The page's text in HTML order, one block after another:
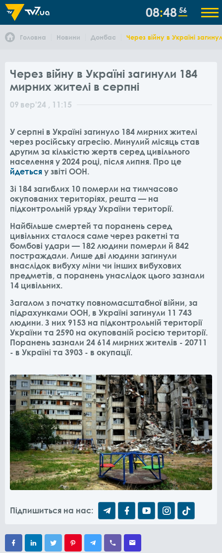
08 48 56
Головна Новини Донбас Через війну в Україні
Через війну в Україні загинули 184
мирних жителі в серпні
09 вер'24 , 11:15
У серпні в Україні загинуло 184 мирних жителі
через російську агресію. Минулий місяць став
другим за кількістю жертв серед цивільного
населення у 2024 році, після липня. Про це
йдеться у звіті ООН.
Зі 184 загиблих 10 померли на тимчасово
окупованих територіях, решта — на
підконтрольній уряду України території.
Найбільше смертей та поранень серед
цивільних сталося саме через ракетні та
бомбові удари — 182 людини померли й 842
постраждали. Лише дві людини загинули
внаслідок вибуху міни чи інших вибухових
предметів, а поранень унаслідок цього зазнали
14 цивільних.
Загалом з початку повномасштабної війни, за
підрахунками ООН, в Україні загинули 11 743
людини. З них 9153 на підконтрольній території
України та 2590 на окупованій росією території.
Поранень зазнали 24 614 мирних жителів - 20711
- в Україні та 3903 - в окупації.
Підпишиться на нас: